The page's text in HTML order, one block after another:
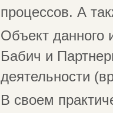
процессов. А
Объект данного
Бабич и
деятельности
В своем